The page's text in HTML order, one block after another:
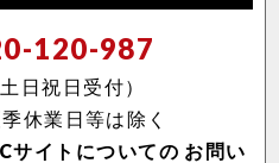
120-987
日祝日受付）
休業日等は除く
サイトについての お問い